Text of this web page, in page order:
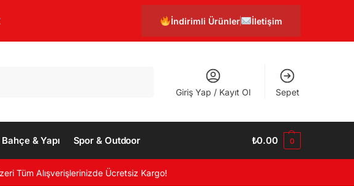
İndirimli Ürünler İletişim
Giriş Yap / Kayıt Ol Sepet
& Yapı Spor & Outdoor ₺0.00 0
Tüm Alışverişlerinizde Ücretsiz Kargo!